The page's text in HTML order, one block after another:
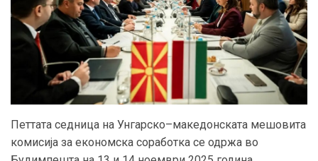
Петтата седница на Унгарско–македонската мешовита
комисија за економска соработка се одржа во